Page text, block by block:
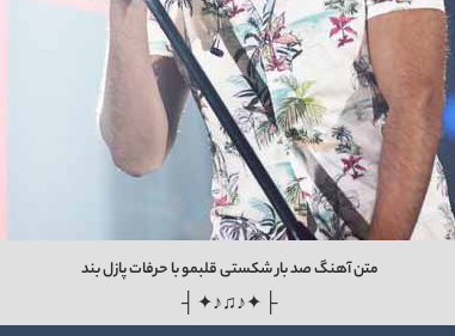
متن آهنگ صد بار شکستی قلبمو با حرفات پازل بند
├ ✦♪♫♪✦ ┤